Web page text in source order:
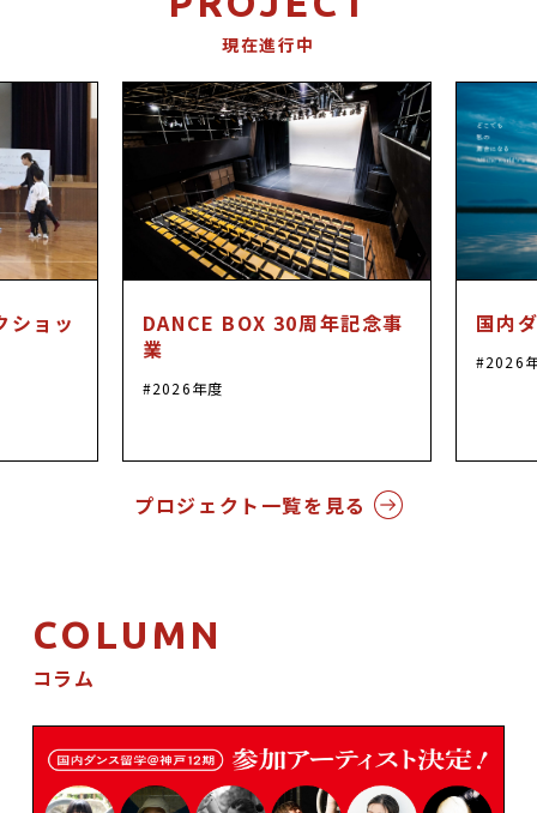
DANCE BOXとは
イベント
劇場レンタル
アクセス
現在進行中
ショッ
DANCE BOX 30周年記念事
業
2026年度
国内
2026
プロジェクト一覧を見る
COLUMN
コラム